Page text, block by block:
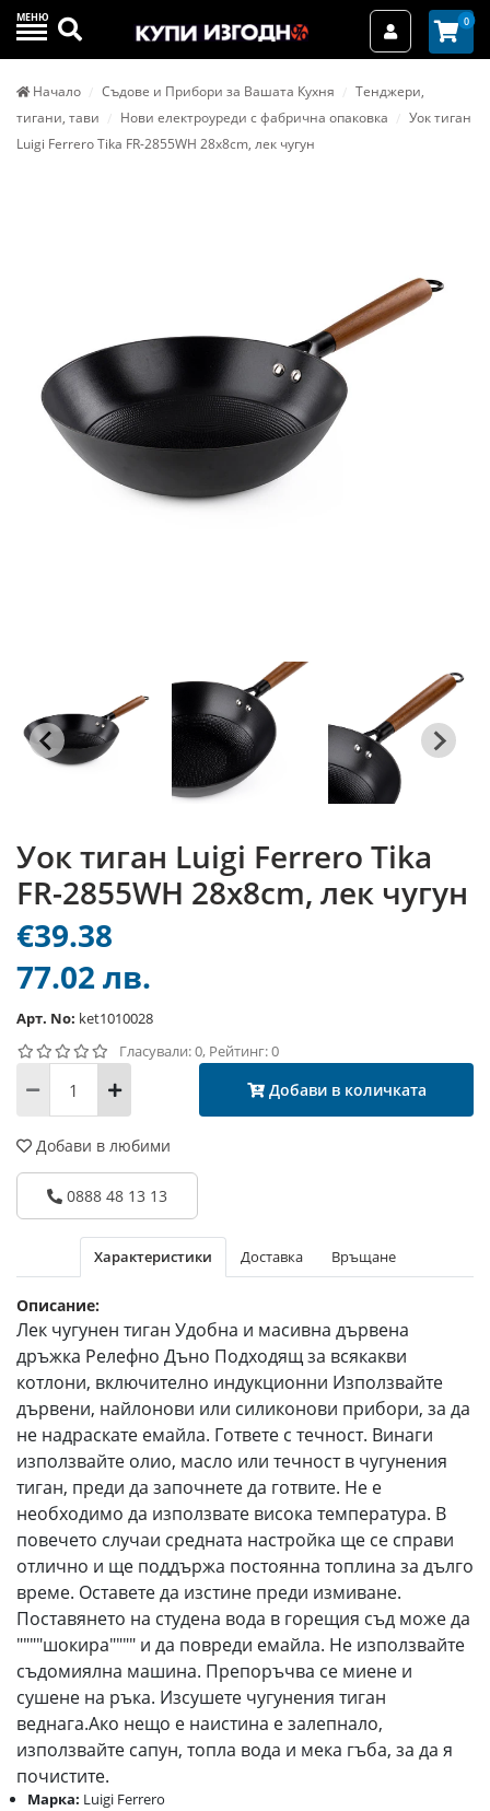
МЕНЮ Търси Вход / 0
Начало Съдове и Прибори за Вашата Кухня
Тенджери,
тигани, тави
Нови електроуреди с фабрична опаковка
Уок тиган
Luigi Ferrero Tika FR-2855WH 28x8cm, лек чугун
Уок тиган Luigi Ferrero Tika
FR-2855WH 28x8cm, лек чугун
€39.38
77.02 лв.
Арт. No: ket1010028
Гласували: 0, Рейтинг: 0
Добави в количката
Добави в любими
0888 48 13 13
Характеристики Доставка Връщане
Описание:
Лек чугунен тиган Удобна и масивна дървена
дръжка Релефно Дъно Подходящ за всякакви
котлони, включително индукционни Използвайте
дървени, найлонови или силиконови прибори, за да
не надраскате емайла. Гответе с течност. Винаги
използвайте олио, масло или течност в чугунения
тиган, преди да започнете да готвите. Не е
необходимо да използвате висока температура. В
повечето случаи средната настройка ще се справи
отлично и ще поддържа постоянна топлина за дълго
време. Оставете да изстине преди измиване.
Поставянето на студена вода в горещия съд може да
""""шокира"""" и да повреди емайла. Не използвайте
съдомиялна машина. Препоръчва се миене и
сушене на ръка. Изсушете чугунения тиган
веднага.Ако нещо е наистина е залепнало,
използвайте сапун, топла вода и мека гъба, за да я
почистите.
Марка: Luigi Ferrero